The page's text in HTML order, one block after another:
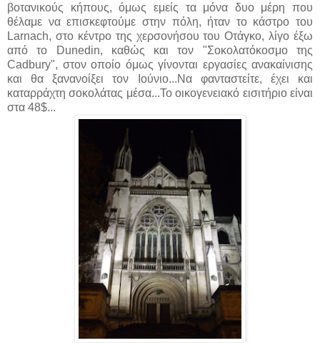
βοτανικούς κήπους, όμως εμείς τα μόνα δυο μέρη που
θέλαμε να επισκεφτούμε στην πόλη, ήταν το κάστρο του
Larnach, στο κέντρο της χερσονήσου του Οτάγκο, λίγο έξω
από το Dunedin, καθώς και τον "Σοκολατόκοσμο της
Cadbury", στον οποίο όμως γίνονται εργασίες ανακαίνισης
και θα ξανανοίξει τον Ιούνιο...Να φανταστείτε, έχει και
καταρράχτη σοκολάτας μέσα...Το οικογενειακό εισιτήριο είναι
στα 48$...